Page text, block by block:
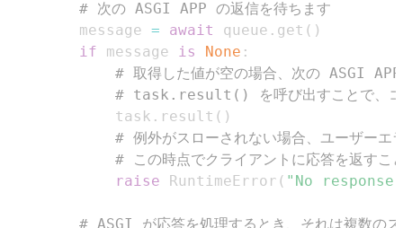
# 次の ASGI APP の返信を待ちます
        message
= await queue . get ( )
if message is None :
# 取得した値が空の場合、次の ASGI APP
# task.result() を呼び出すことで、コル
            task
. result ( )
# 例外がスローされない場合、ユーザーエ
# この時点でクライアントに応答を返す
raise RuntimeError ( "No
# ASGI が応答を処理するとき、それは複数の